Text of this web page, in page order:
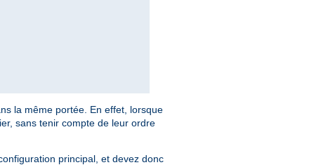
la même portée. En effet, lorsque
sans tenir compte de leur ordre
principal, et devez donc